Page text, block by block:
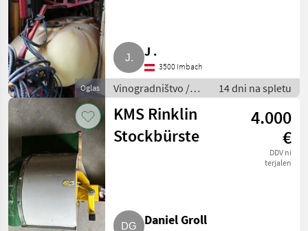
Oglas
J .
3500 Imbach
Vinogradništvo /
Drugi stroji za
vinogradništvo
14 dni na spletu
KMS Rinklin
Stockbürste
4.000
€
DDV ni
terjalen
Daniel Groll